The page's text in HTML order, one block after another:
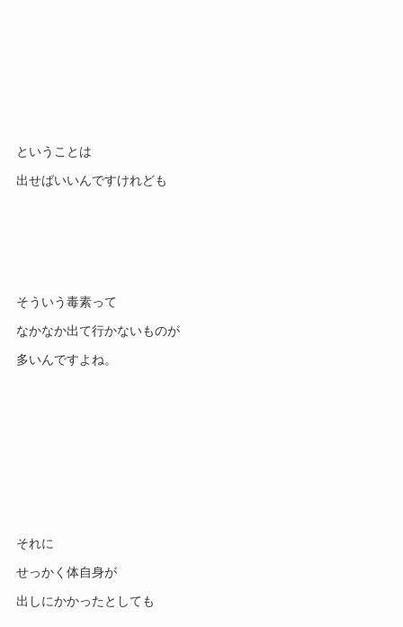
ということは
出せばいいんですけれども
そういう毒素って
なかなか出て行かないものが
多いんですよね。
それに
せっかく体自身が
出しにかかったとしても